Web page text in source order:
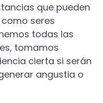
que pueden
seres
todas las
tomamos
cierta si serán
angustia o